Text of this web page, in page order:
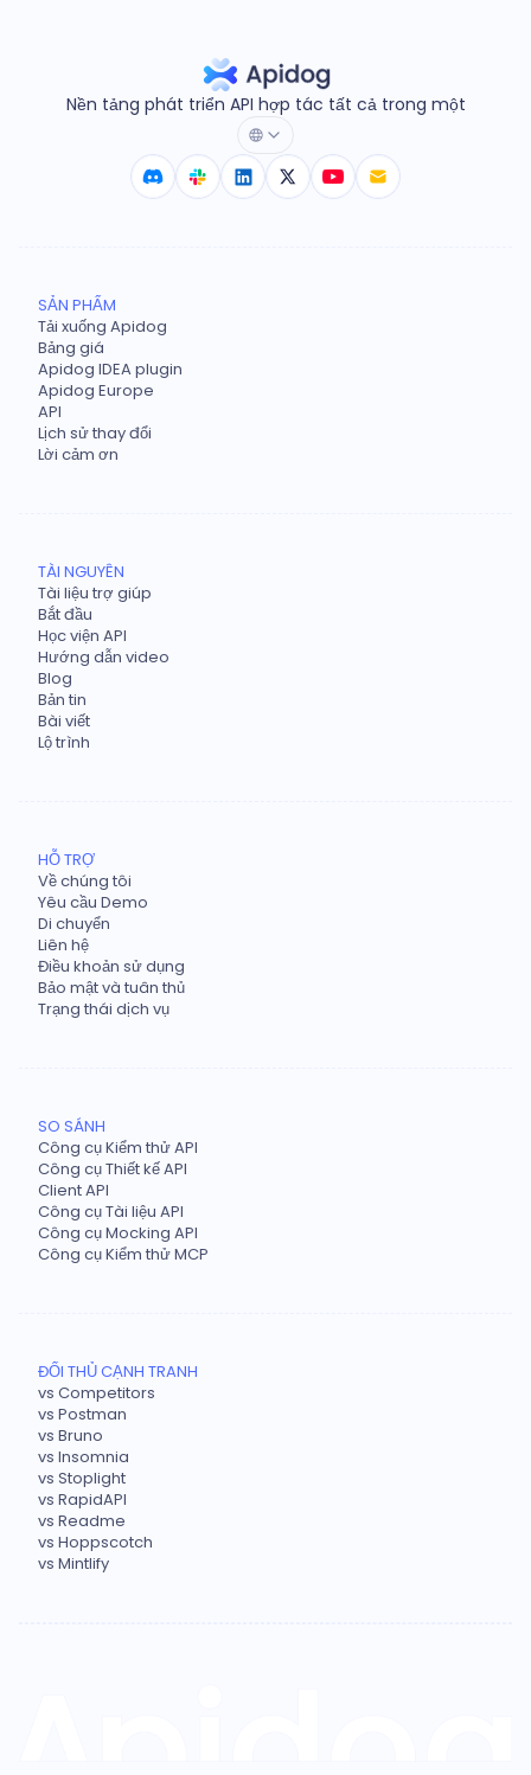
Nền tảng phát triển API hợp tác tất cả trong một
SẢN PHẨM
Tải xuống Apidog
Bảng giá
Apidog IDEA plugin
Apidog Europe
API
Lịch sử thay đổi
Lời cảm ơn
TÀI NGUYÊN
Tài liệu trợ giúp
Bắt đầu
Học viện API
Hướng dẫn video
Blog
Bản tin
Bài viết
Lộ trình
HỖ TRỢ
Về chúng tôi
Yêu cầu Demo
Di chuyển
Liên hệ
Điều khoản sử dụng
Bảo mật và tuân thủ
Trạng thái dịch vụ
SO SÁNH
Công cụ Kiểm thử API
Công cụ Thiết kế API
Client API
Công cụ Tài liệu API
Công cụ Mocking API
Công cụ Kiểm thử MCP
ĐỐI THỦ CẠNH TRANH
vs Competitors
vs Postman
vs Bruno
vs Insomnia
vs Stoplight
vs RapidAPI
vs Readme
vs Hoppscotch
vs Mintlify